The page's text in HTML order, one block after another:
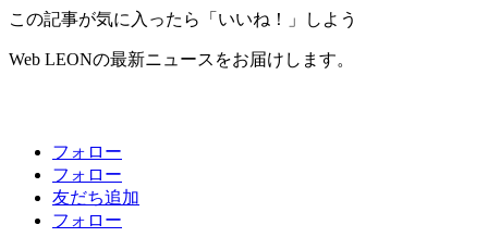
この記事が気に入ったら「いいね！」しよう
Web LEONの最新ニュースをお届けします。
フォロー
フォロー
友だち追加
フォロー